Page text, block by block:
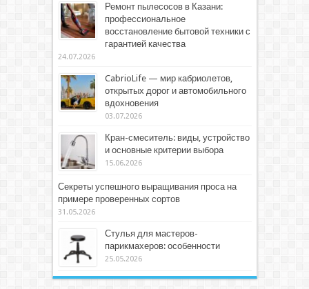
Ремонт пылесосов в Казани:
профессиональное
восстановление бытовой техники с
гарантией качества
24.07.2026
CabrioLife — мир кабриолетов,
открытых дорог и автомобильного
вдохновения
03.07.2026
Кран-смеситель: виды, устройство
и основные критерии выбора
15.06.2026
Секреты успешного выращивания проса на
примере проверенных сортов
31.05.2026
Стулья для мастеров-
парикмахеров: особенности
25.05.2026